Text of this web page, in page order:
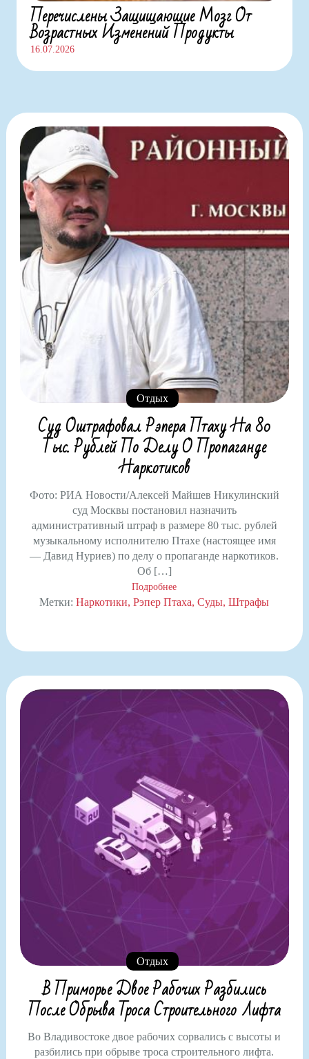
Перечислены Защищающие Мозг От
Возрастных Изменений Продукты
16.07.2026
Отдых
Суд Оштрафовал Рэпера Птаху На 80
Тыс. Рублей По Делу О Пропаганде
Наркотиков
Фото: РИА Новости/Алексей Майшев Никулинский
суд Москвы постановил назначить
административный штраф в размере 80 тыс. рублей
музыкальному исполнителю Птахе (настоящее имя
— Давид Нуриев) по делу о пропаганде наркотиков.
Об […]
Подробнее
Метки:Наркотики Рэпер Птаха Суды Штрафы
Отдых
В Приморье Двое Рабочих Разбились
После Обрыва Троса Строительного Лифта
Во Владивостоке двое рабочих сорвались с высоты и
разбились при обрыве троса строительного лифта.